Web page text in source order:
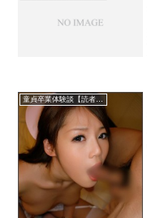
童貞卒業体験談【読者投稿】